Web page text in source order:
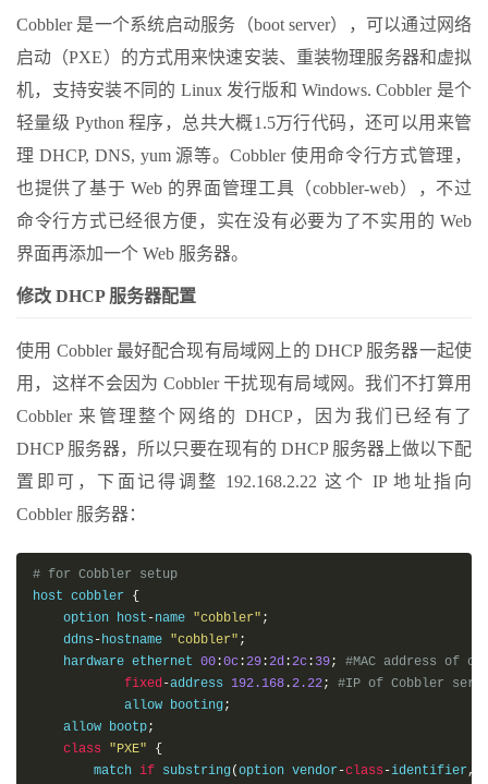
Cobbler 是一个系统启动服务（boot server），可以通过网络
启动（PXE）的方式用来快速安装、重装物理服务器和虚拟
机，支持安装不同的 Linux 发行版和 Windows. Cobbler 是个
轻量级 Python 程序，总共大概1.5万行代码，还可以用来管
理 DHCP, DNS, yum 源等。Cobbler 使用命令行方式管理，
也提供了基于 Web 的界面管理工具（cobbler-web），不过
命令行方式已经很方便，实在没有必要为了不实用的 Web
界面再添加一个 Web 服务器。
修改 DHCP 服务器配置
使用 Cobbler 最好配合现有局域网上的 DHCP 服务器一起使
用，这样不会因为 Cobbler 干扰现有局域网。我们不打算用
Cobbler 来管理整个网络的 DHCP，因为我们已经有了
DHCP 服务器，所以只要在现有的 DHCP 服务器上做以下配
置即可，下面记得调整 192.168.2.22 这个 IP 地址指向
Cobbler 服务器：
# for Cobbler setup
host cobbler {
    option host
-name "cobbler" ;
    ddns
-hostname "cobbler" ;
    hardware ethernet
00 :0c :29 :2d :2c : 39;
#MAC address of
fixed-address 192.168 .2.22;
#IP of Cobbler
            allow booting
;
    allow bootp
;
class
"PXE"
{
        match
if substring(option vendor-class -identifier,